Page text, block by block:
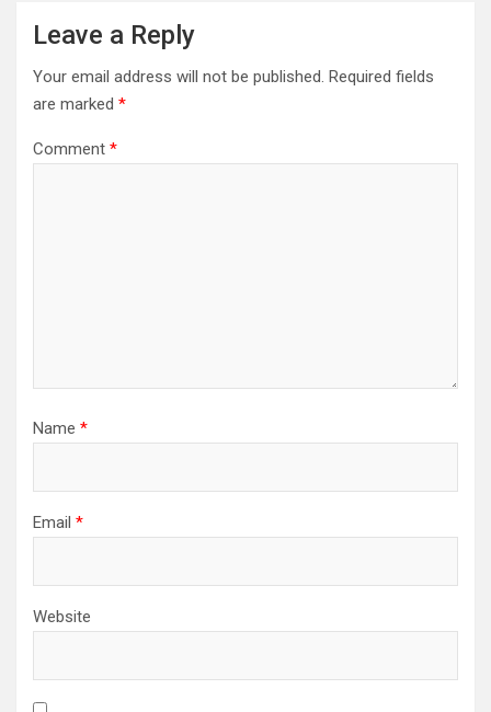
Leave a Reply
Your email address will not be published. Required fields
are marked *
Comment *
Name *
Email *
Website